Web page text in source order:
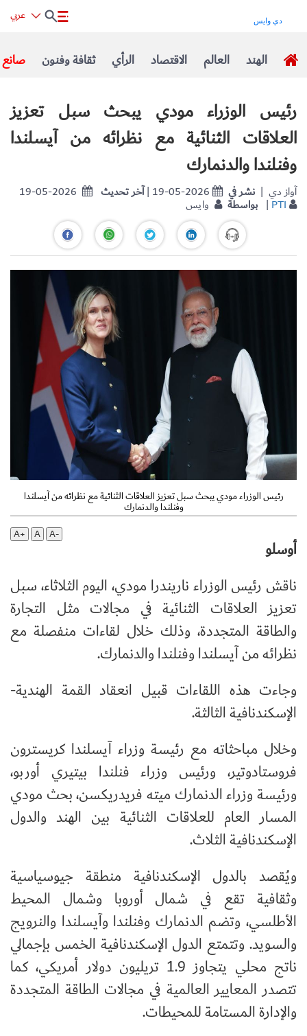
صانع ثقافة وفنون الرأي الاقتصاد العالم الهند
رئيس الوزراء مودي يبحث سبل تعزيز
العلاقات الثنائية مع نظرائه من آيسلندا
وفنلندا والدنمارك
19-05-2026 آخر تحديث| 19-05-2026 نشر في | آواز دي
بواسطة |PTI
رئيس الوزراء مودي يبحث سبل تعزيز العلاقات الثنائية مع نظرائه من آيسلندا
وفنلندا والدنمارك
A+
A A-
أوسلو
ناقش رئيس الوزراء ناريندرا مودي، اليوم الثلاثاء، سبل
تعزيز العلاقات الثنائية في مجالات مثل التجارة
والطاقة المتجددة، وذلك خلال لقاءات منفصلة مع
نظرائه من آيسلندا وفنلندا والدنمارك.
وجاءت هذه اللقاءات قبيل انعقاد القمة الهندية-
الإسكندنافية الثالثة.
وخلال مباحثاته مع رئيسة وزراء آيسلندا كريسترون
فروستادوتير، ورئيس وزراء فنلندا بيتيري أوربو،
ورئيسة وزراء الدنمارك ميته فريدريكسن، بحث مودي
المسار العام للعلاقات الثنائية بين الهند والدول
الإسكندنافية الثلاث.
ويُقصد بالدول الإسكندنافية منطقة جيوسياسية
وثقافية تقع في شمال أوروبا وشمال المحيط
الأطلسي، وتضم الدنمارك وفنلندا وآيسلندا والنرويج
والسويد. وتتمتع الدول الإسكندنافية الخمس بإجمالي
ناتج محلي يتجاوز 1.9 تريليون دولار أمريكي، كما
تتصدر المعايير العالمية في مجالات الطاقة المتجددة
والإدارة المستامة للمحيطات.